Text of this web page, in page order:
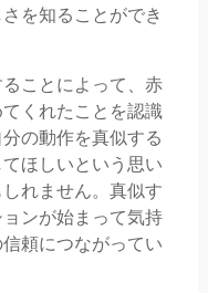
を知ることができ
ことによって、赤
くれたことを認識
の動作を真似する
ほしいという思い
れません。真似す
ンが始まって気持
頼につながってい